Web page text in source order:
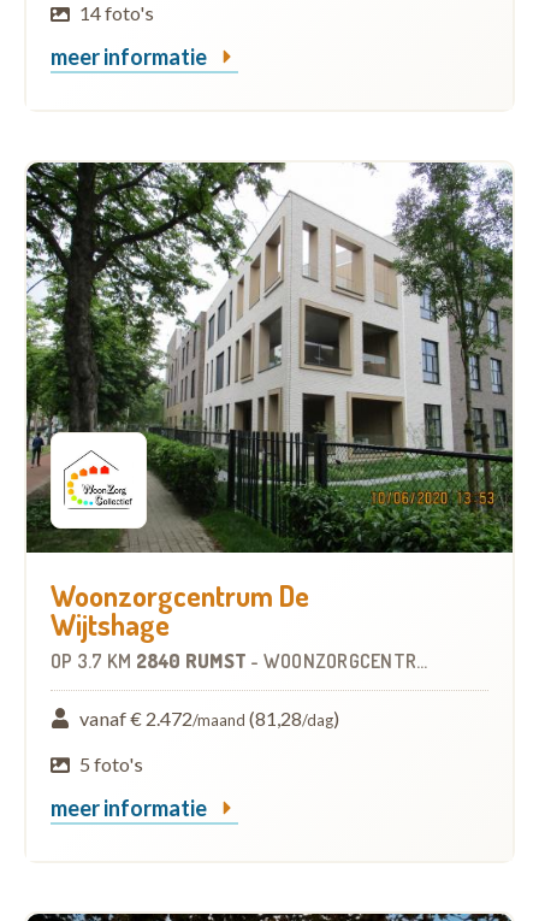
14 foto's
meer informatie
Woonzorgcentrum De
Wijtshage
OP 3.7 KM 2840 RUMST - WOONZORGCENTRUM (WZC)
vanaf € 2.472/maand (81,28/dag)
5 foto's
meer informatie